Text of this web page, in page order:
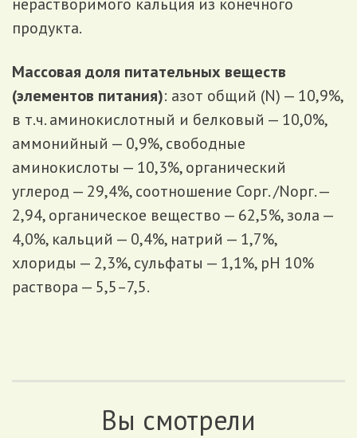
продукта.
Массовая доля питательных веществ
(элементов питания): азот общий (N) — 10,9%,
в т.ч. аминокислотный и белковый — 10,0%,
аммонийный — 0,9%, свободные
аминокислоты — 10,3%, органический
углерод — 29,4%, соотношение Сорг. /Nорг. —
2,94, органическое вещество — 62,5%, зола —
4,0%, кальций — 0,4%, натрий — 1,7%,
хлориды — 2,3%, сульфаты — 1,1%, рН 10%
раствора — 5,5–7,5.
Вы смотрели